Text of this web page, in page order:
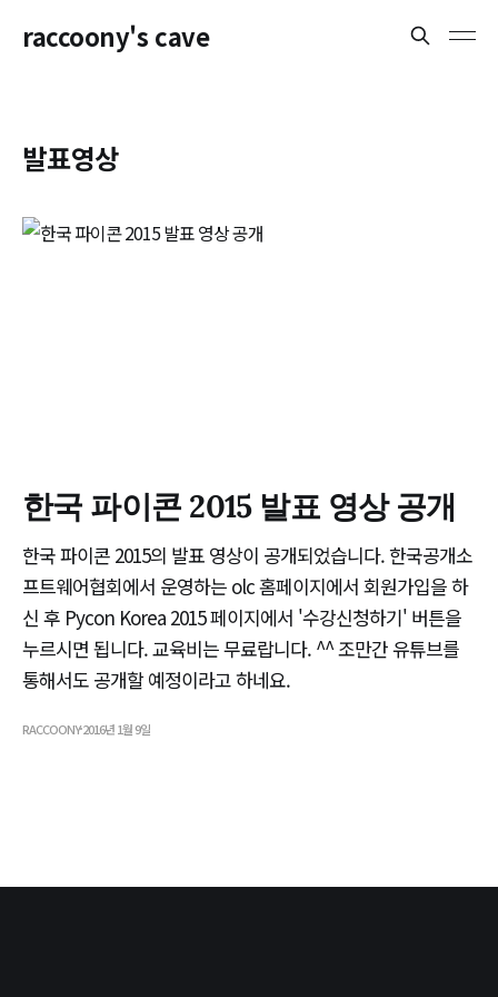
raccoony's cave
발표영상
한국 파이콘 2015 발표 영상 공개
한국 파이콘 2015의 발표 영상이 공개되었습니다. 한국공개소
프트웨어협회에서 운영하는 olc 홈페이지에서 회원가입을 하
신 후 Pycon Korea 2015 페이지에서 '수강신청하기' 버튼을
누르시면 됩니다. 교육비는 무료랍니다. ^^ 조만간 유튜브를
통해서도 공개할 예정이라고 하네요.
RACCOONY2016년 1월 9일